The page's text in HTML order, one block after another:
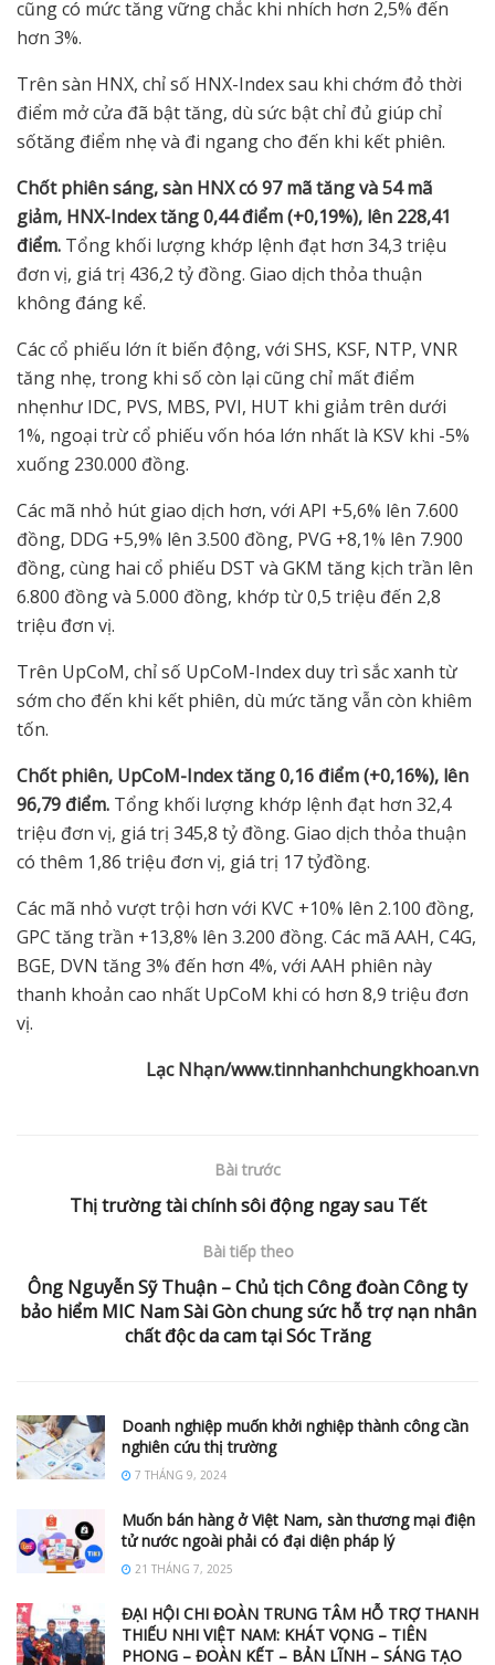
cũng có mức tăng vững chắc khi nhích hơn 2,5% đến
hơn 3%.
Trên sàn HNX, chỉ số HNX-Index sau khi chớm đỏ thời
điểm mở cửa đã bật tăng, dù sức bật chỉ đủ giúp chỉ
sốtăng điểm nhẹ và đi ngang cho đến khi kết phiên.
Chốt phiên sáng, sàn HNX có 97 mã tăng và 54 mã
giảm, HNX-Index tăng 0,44 điểm (+0,19%), lên 228,41
điểm. Tổng khối lượng khớp lệnh đạt hơn 34,3 triệu
đơn vị, giá trị 436,2 tỷ đồng. Giao dịch thỏa thuận
không đáng kể.
Các cổ phiếu lớn ít biến động, với SHS, KSF, NTP, VNR
tăng nhẹ, trong khi số còn lại cũng chỉ mất điểm
nhẹnhư IDC, PVS, MBS, PVI, HUT khi giảm trên dưới
1%, ngoại trừ cổ phiếu vốn hóa lớn nhất là KSV khi -5%
xuống 230.000 đồng.
Các mã nhỏ hút giao dịch hơn, với API +5,6% lên 7.600
đồng, DDG +5,9% lên 3.500 đồng, PVG +8,1% lên 7.900
đồng, cùng hai cổ phiếu DST và GKM tăng kịch trần lên
6.800 đồng và 5.000 đồng, khớp từ 0,5 triệu đến 2,8
triệu đơn vị.
Trên UpCoM, chỉ số UpCoM-Index duy trì sắc xanh từ
sớm cho đến khi kết phiên, dù mức tăng vẫn còn khiêm
tốn.
Chốt phiên, UpCoM-Index tăng 0,16 điểm (+0,16%), lên
96,79 điểm. Tổng khối lượng khớp lệnh đạt hơn 32,4
triệu đơn vị, giá trị 345,8 tỷ đồng. Giao dịch thỏa thuận
có thêm 1,86 triệu đơn vị, giá trị 17 tỷđồng.
Các mã nhỏ vượt trội hơn với KVC +10% lên 2.100 đồng,
GPC tăng trần +13,8% lên 3.200 đồng. Các mã AAH, C4G,
BGE, DVN tăng 3% đến hơn 4%, với AAH phiên này
thanh khoản cao nhất UpCoM khi có hơn 8,9 triệu đơn
vị.
Lạc Nhạn/www.tinnhanhchungkhoan.vn
Bài trước
Thị trường tài chính sôi động ngay sau Tết
Bài tiếp theo
Ông Nguyễn Sỹ Thuận – Chủ tịch Công đoàn Công ty
bảo hiểm MIC Nam Sài Gòn chung sức hỗ trợ nạn nhân
chất độc da cam tại Sóc Trăng
Doanh nghiệp muốn khởi nghiệp thành công cần
nghiên cứu thị trường
7 THÁNG 9, 2024
Muốn bán hàng ở Việt Nam, sàn thương mại điện
tử nước ngoài phải có đại diện pháp lý
21 THÁNG 7, 2025
ĐẠI HỘI CHI ĐOÀN TRUNG TÂM HỖ TRỢ THANH
THIẾU NHI VIỆT NAM: KHÁT VỌNG – TIÊN
PHONG – ĐOÀN KẾT – BẢN LĨNH – SÁNG TẠO